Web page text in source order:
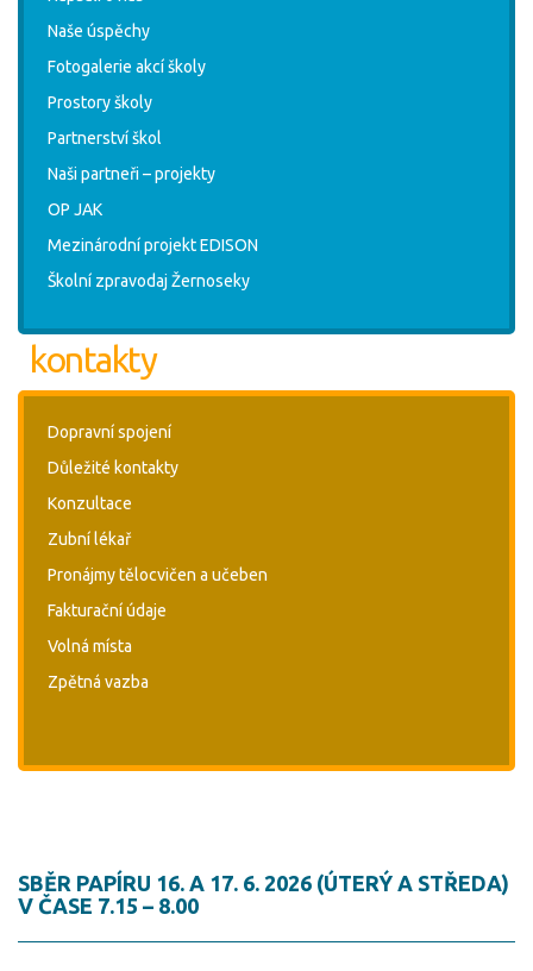
Naše úspěchy
Fotogalerie akcí školy
Prostory školy
Partnerství škol
Naši partneři – projekty
OP JAK
Mezinárodní projekt EDISON
Školní zpravodaj Žernoseky
kontakty
Dopravní spojení
Důležité kontakty
Konzultace
Zubní lékař
Pronájmy tělocvičen a učeben
Fakturační údaje
Volná místa
Zpětná vazba
SBĚR PAPÍRU 16. A 17. 6. 2026 (ÚTERÝ A STŘEDA)
V ČASE 7.15 – 8.00